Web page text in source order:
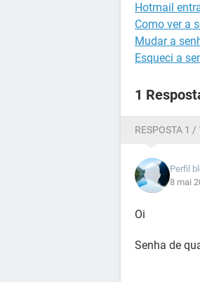
Hotmail
Como ver a
Mudar a
Esqueci a
1
RESPOSTA 1 /
Perfil
8 mai
Oi
Senha de